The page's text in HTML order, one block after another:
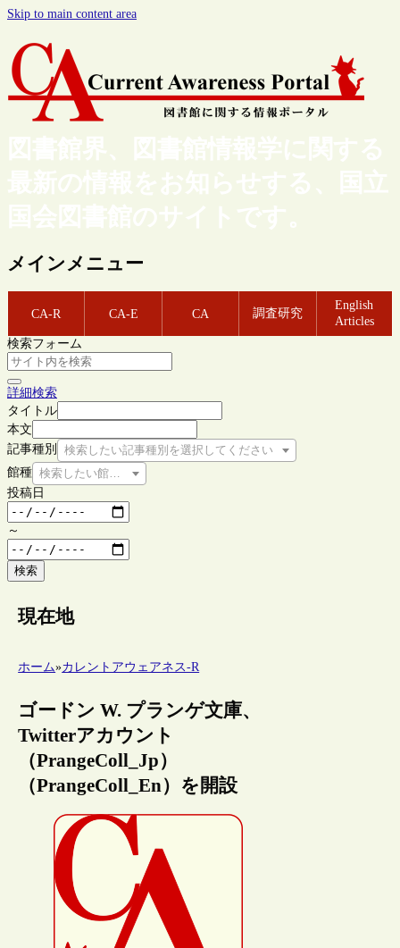
Skip to main content area
図書館界、図書館情報学に関する
最新の情報をお知らせする、国立
国会図書館のサイトです。
メインメニュー
CA-R CA-E CA 調査研究
English
Articles
検索フォーム
詳細検索
タイトル
本文
記事種別
検索したい記事種別を選択してください
館種 検索したい館種を選択してください
投稿日
～
検索
現在地
ホーム»カレントアウェアネス-R
ゴードン W. プランゲ文庫、
Twitterアカウント
（PrangeColl_Jp）
（PrangeColl_En）を開設